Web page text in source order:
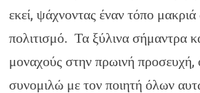
εκεί, ψάχνοντας έναν τόπο
πολιτισμό. Τα ξύλινα σήμαντρα
μοναχούς στην πρωινή
συνομιλώ με τον ποιητή όλων